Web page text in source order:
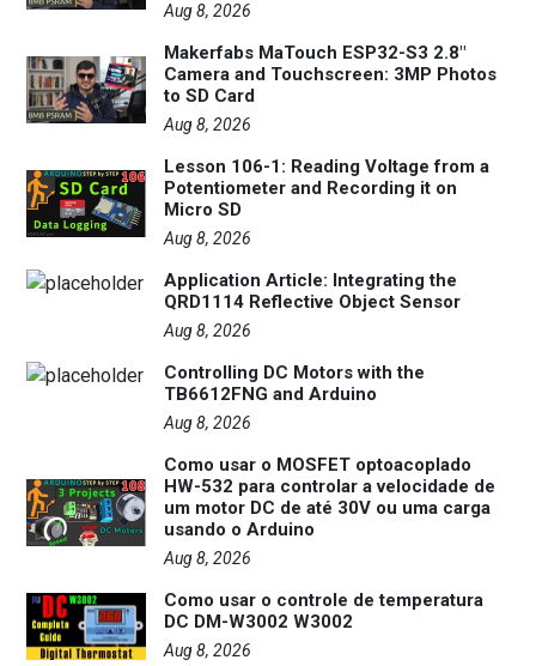
Aug 8, 2026
Makerfabs MaTouch ESP32-S3 2.8"
Camera and Touchscreen: 3MP Photos
to SD Card
Aug 8, 2026
Lesson 106-1: Reading Voltage from a
Potentiometer and Recording it on
Micro SD
Aug 8, 2026
Application Article: Integrating the
QRD1114 Reflective Object Sensor
Aug 8, 2026
Controlling DC Motors with the
TB6612FNG and Arduino
Aug 8, 2026
Como usar o MOSFET optoacoplado
HW-532 para controlar a velocidade de
um motor DC de até 30V ou uma carga
usando o Arduino
Aug 8, 2026
Como usar o controle de temperatura
DC DM-W3002 W3002
Aug 8, 2026